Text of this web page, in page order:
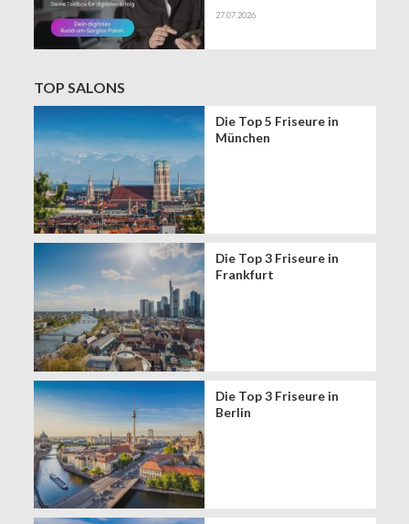
EXKLUSIVEN BUSINESS-
27.07.2026
TOP SALONS
Die Top 5 Friseure in
München
Die Top 3 Friseure in
Frankfurt
Die Top 3 Friseure in
Berlin